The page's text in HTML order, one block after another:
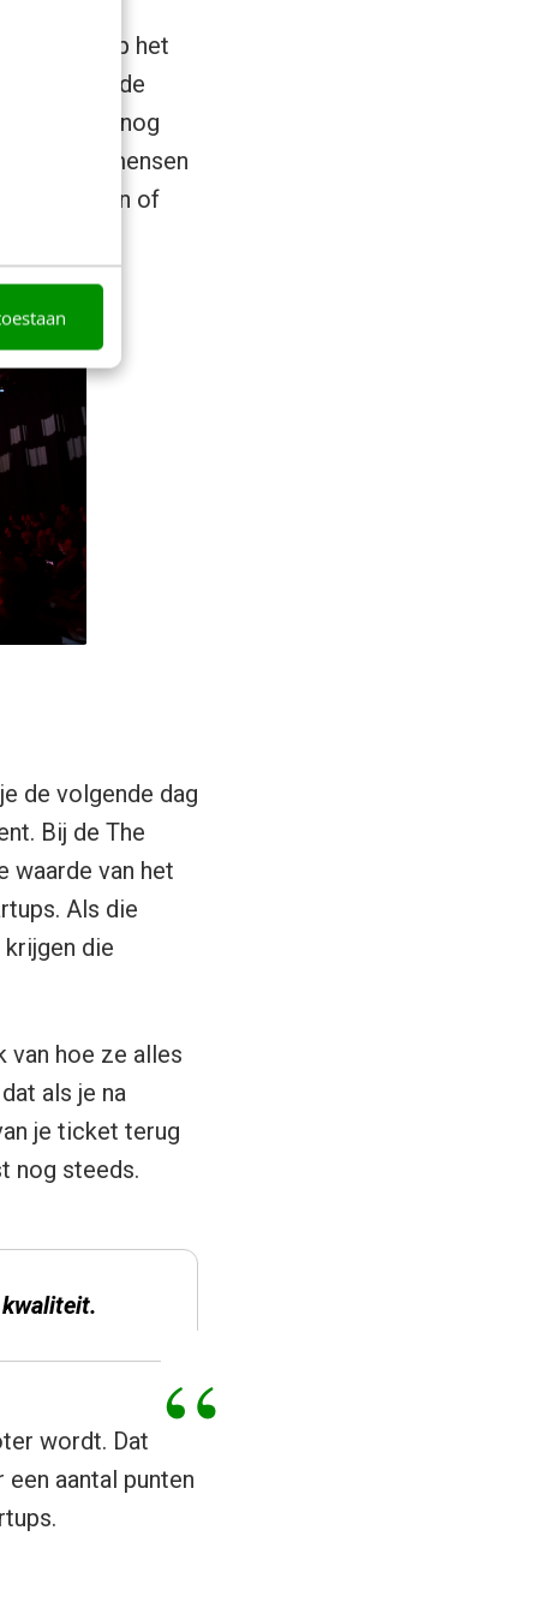
Google op het
gevestigde
nog
meeste mensen
wel op zijn of
de volgende dag
Bij de The
waarde van het
Als die
die
van hoe ze alles
als je na
je ticket terug
nog steeds.
wordt. Dat
aantal punten